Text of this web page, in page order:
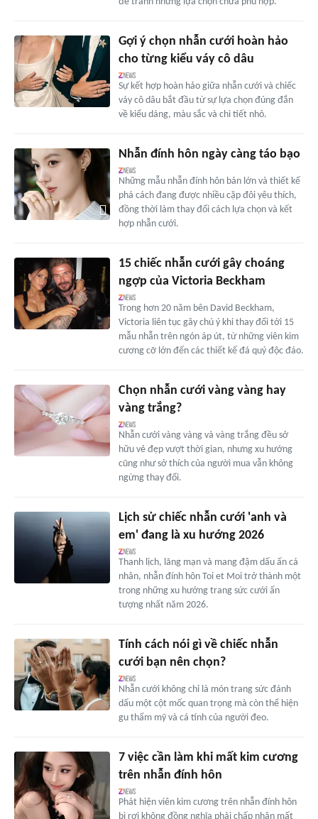
Gợi ý chọn nhẫn cưới hoàn hảo
cho từng kiểu váy cô dâu
Sự kết hợp hoàn hảo giữa nhẫn cưới và chiếc
váy cô dâu bắt đầu từ sự lựa chọn đúng đắn
về kiểu dáng, màu sắc và chi tiết nhỏ.
Nhẫn đính hôn ngày càng táo bạo
Những mẫu nhẫn đính hôn bản lớn và thiết kế
phá cách đang được nhiều cặp đôi yêu thích,
đồng thời làm thay đổi cách lựa chọn và kết
hợp nhẫn cưới.
15 chiếc nhẫn cưới gây choáng
ngợp của Victoria Beckham
Trong hơn 20 năm bên David Beckham,
Victoria liên tục gây chú ý khi thay đổi tới 15
mẫu nhẫn trên ngón áp út, từ những viên kim
cương cỡ lớn đến các thiết kế đá quý độc đáo.
Chọn nhẫn cưới vàng vàng hay
vàng trắng?
Nhẫn cưới vàng vàng và vàng trắng đều sở
hữu vẻ đẹp vượt thời gian, nhưng xu hướng
cũng như sở thích của người mua vẫn không
ngừng thay đổi.
Lịch sử chiếc nhẫn cưới 'anh và
em' đang là xu hướng 2026
Thanh lịch, lãng mạn và mang đậm dấu ấn cá
nhân, nhẫn đính hôn Toi et Moi trở thành một
trong những xu hướng trang sức cưới ấn
tượng nhất năm 2026.
Tính cách nói gì về chiếc nhẫn
cưới bạn nên chọn?
Nhẫn cưới không chỉ là món trang sức đánh
dấu một cột mốc quan trọng mà còn thể hiện
gu thẩm mỹ và cá tính của người đeo.
7 việc cần làm khi mất kim cương
trên nhẫn đính hôn
Phát hiện viên kim cương trên nhẫn đính hôn
bị rơi không đồng nghĩa phải chấp nhận mất